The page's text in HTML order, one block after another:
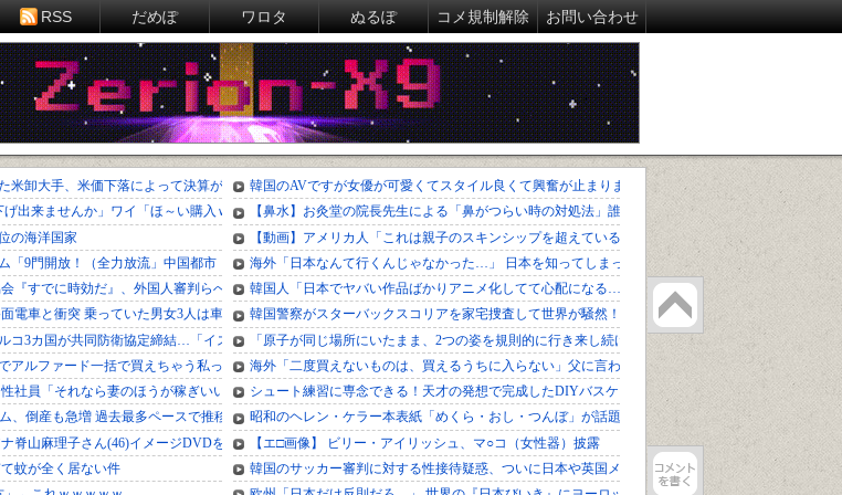
RSS だめぽ ワロタ ぬるぽ コメ規制解除 お問い合わせ